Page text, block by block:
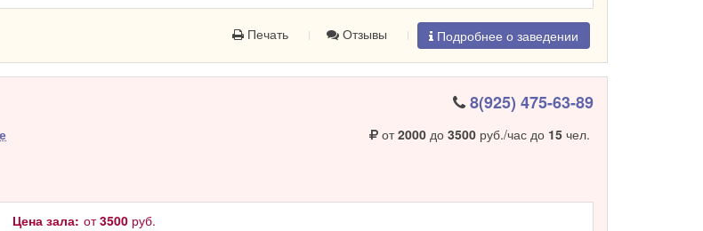
Печать Отзывы Подробнее о заведении
8(925) 475-63-89
от2000до 3500руб./час до 15чел.
Цена зала: от3500 руб.